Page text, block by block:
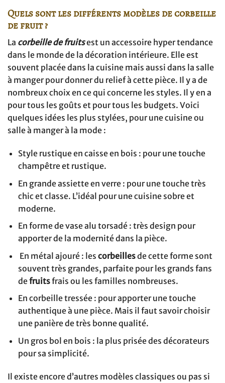
Quels sont les différents modèles de corbeille
de fruit ?
La corbeille de fruitsest un accessoire hyper tendance
dans le monde de la décoration intérieure. Elle est
souvent placée dans la cuisine mais aussi dans la salle
à manger pour donner du relief à cette pièce. Il y a de
nombreux choix en ce qui concerne les styles. Il y en a
pour tous les goûts et pour tous les budgets. Voici
quelques idées les plus stylées, pour une cuisine ou
salle à manger à la mode :
Style rustique en caisse en bois : pour une touche
champêtre et rustique.
En grande assiette en verre : pour une touche très
chic et classe. L’idéal pour une cuisine sobre et
moderne.
En forme de vase alu torsadé : très design pour
apporter de la modernité dans la pièce.
En métal ajouré : les corbeillesde cette forme sont
souvent très grandes, parfaite pour les grands fans
defruitsfrais ou les familles nombreuses.
En corbeille tressée : pour apporter une touche
authentique à une pièce. Mais il faut savoir choisir
une panière de très bonne qualité.
Un gros bol en bois : la plus prisée des décorateurs
pour sa simplicité.
Il existe encore d’autres modèles classiques ou pas si